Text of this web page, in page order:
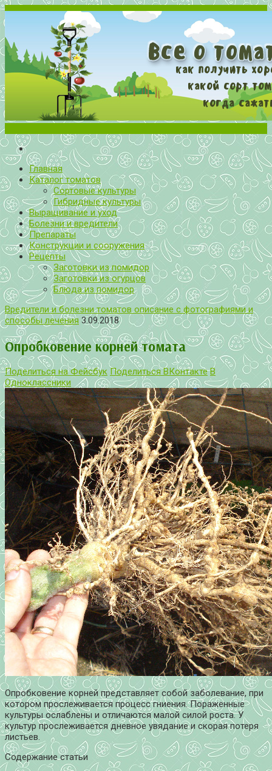
Все о томатах. Выращивание томатов. Сорта и рассада.
Выращивание и уход за томатами
Главная
Каталог томатов
Сортовые культуры
Гибридные культуры
Выращивание и уход
Болезни и вредители
Препараты
Конструкции и сооружения
Рецепты
Заготовки из помидор
Заготовки из огурцов
Блюда из помидор
Вредители и болезни томатов описание с фотографиями и
способы лечения 3.09.2018
Опробковение корней томата
Поделиться на Фейсбук Поделиться ВКонтакте В
Одноклассники
Опробковение корней представляет собой заболевание, при
котором прослеживается процесс гниения. Пораженные
культуры ослаблены и отличаются малой силой роста. У
культур прослеживается дневное увядание и скорая потеря
листьев.
Содержание статьи